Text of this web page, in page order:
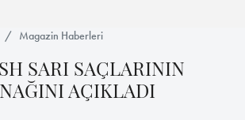
Magazin Haberleri
SARI SAÇLARININ
AÇIKLADI